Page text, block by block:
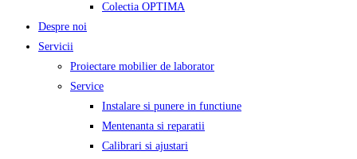
Colectia OPTIMA
Despre noi
Servicii
Proiectare mobilier de laborator
Service
Instalare si punere in functiune
Mentenanta si reparatii
Calibrari si ajustari